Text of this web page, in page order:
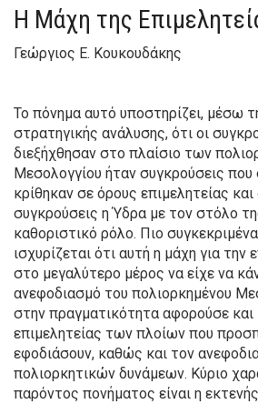
Η Μάχη της
Γεώργιος Ε. Κουκουδάκης
To πόνημα αυτό υποστηρίζει, μέσω
στρατηγικής ανάλυσης, ότι οι
διεξήχθησαν στο πλαίσιο των
Μεσολογγίου ήταν συγκρούσεις
κρίθηκαν σε όρους επιμελητείας και
συγκρούσεις η Ύδρα με τον στόλο
καθοριστικό ρόλο. Πιο
ισχυρίζεται ότι αυτή η μάχη για την
στο μεγαλύτερο μέρος να είχε να
ανεφοδιασμό του πολιορκημένου
στην πραγματικότητα αφορούσε και
επιμελητείας των πλοίων που
εφοδιάσουν, καθώς και τον
πολιορκητικών δυνάμεων. Κύριο
παρόντος πονήματος είναι η